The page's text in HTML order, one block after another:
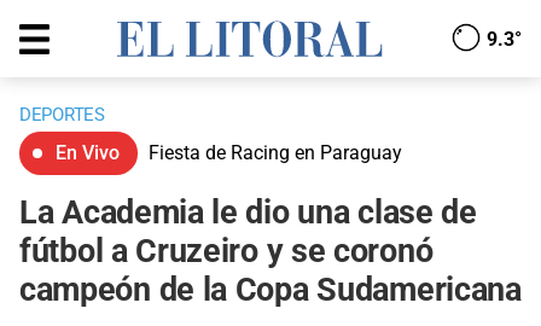
9.3°
DEPORTES
En Vivo Fiesta de Racing en Paraguay
La Academia le dio una clase de
fútbol a Cruzeiro y se coronó
campeón de la Copa Sudamericana